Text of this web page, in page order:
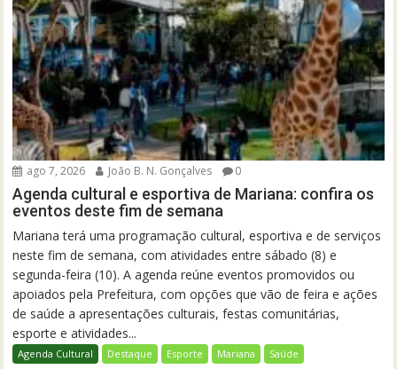
ago 7, 2026 João B. N. Gonçalves 0
Agenda cultural e esportiva de Mariana: confira os
eventos deste fim de semana
Mariana terá uma programação cultural, esportiva e de serviços
neste fim de semana, com atividades entre sábado (8) e
segunda-feira (10). A agenda reúne eventos promovidos ou
apoiados pela Prefeitura, com opções que vão de feira e ações
de saúde a apresentações culturais, festas comunitárias,
esporte e atividades...
Agenda Cultural Destaque Esporte Mariana Saúde